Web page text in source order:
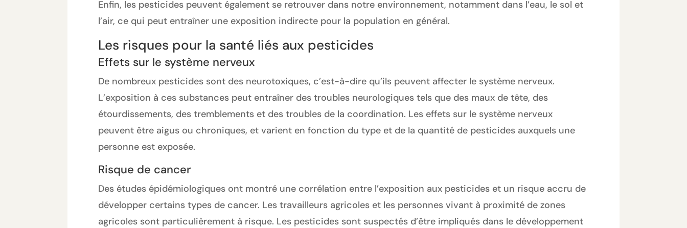
Enfin, les pesticides peuvent également se retrouver dans notre environnement, notamment dans l’eau, le sol et
l’air, ce qui peut entraîner une exposition indirecte pour la population en général.
Les risques pour la santé liés aux pesticides
Effets sur le système nerveux
De nombreux pesticides sont des neurotoxiques, c’est-à-dire qu’ils peuvent affecter le système nerveux.
L’exposition à ces substances peut entraîner des troubles neurologiques tels que des maux de tête, des
étourdissements, des tremblements et des troubles de la coordination. Les effets sur le système nerveux
peuvent être aigus ou chroniques, et varient en fonction du type et de la quantité de pesticides auxquels une
personne est exposée.
Risque de cancer
Des études épidémiologiques ont montré une corrélation entre l’exposition aux pesticides et un risque accru de
développer certains types de cancer. Les travailleurs agricoles et les personnes vivant à proximité de zones
agricoles sont particulièrement à risque. Les pesticides sont suspectés d’être impliqués dans le développement